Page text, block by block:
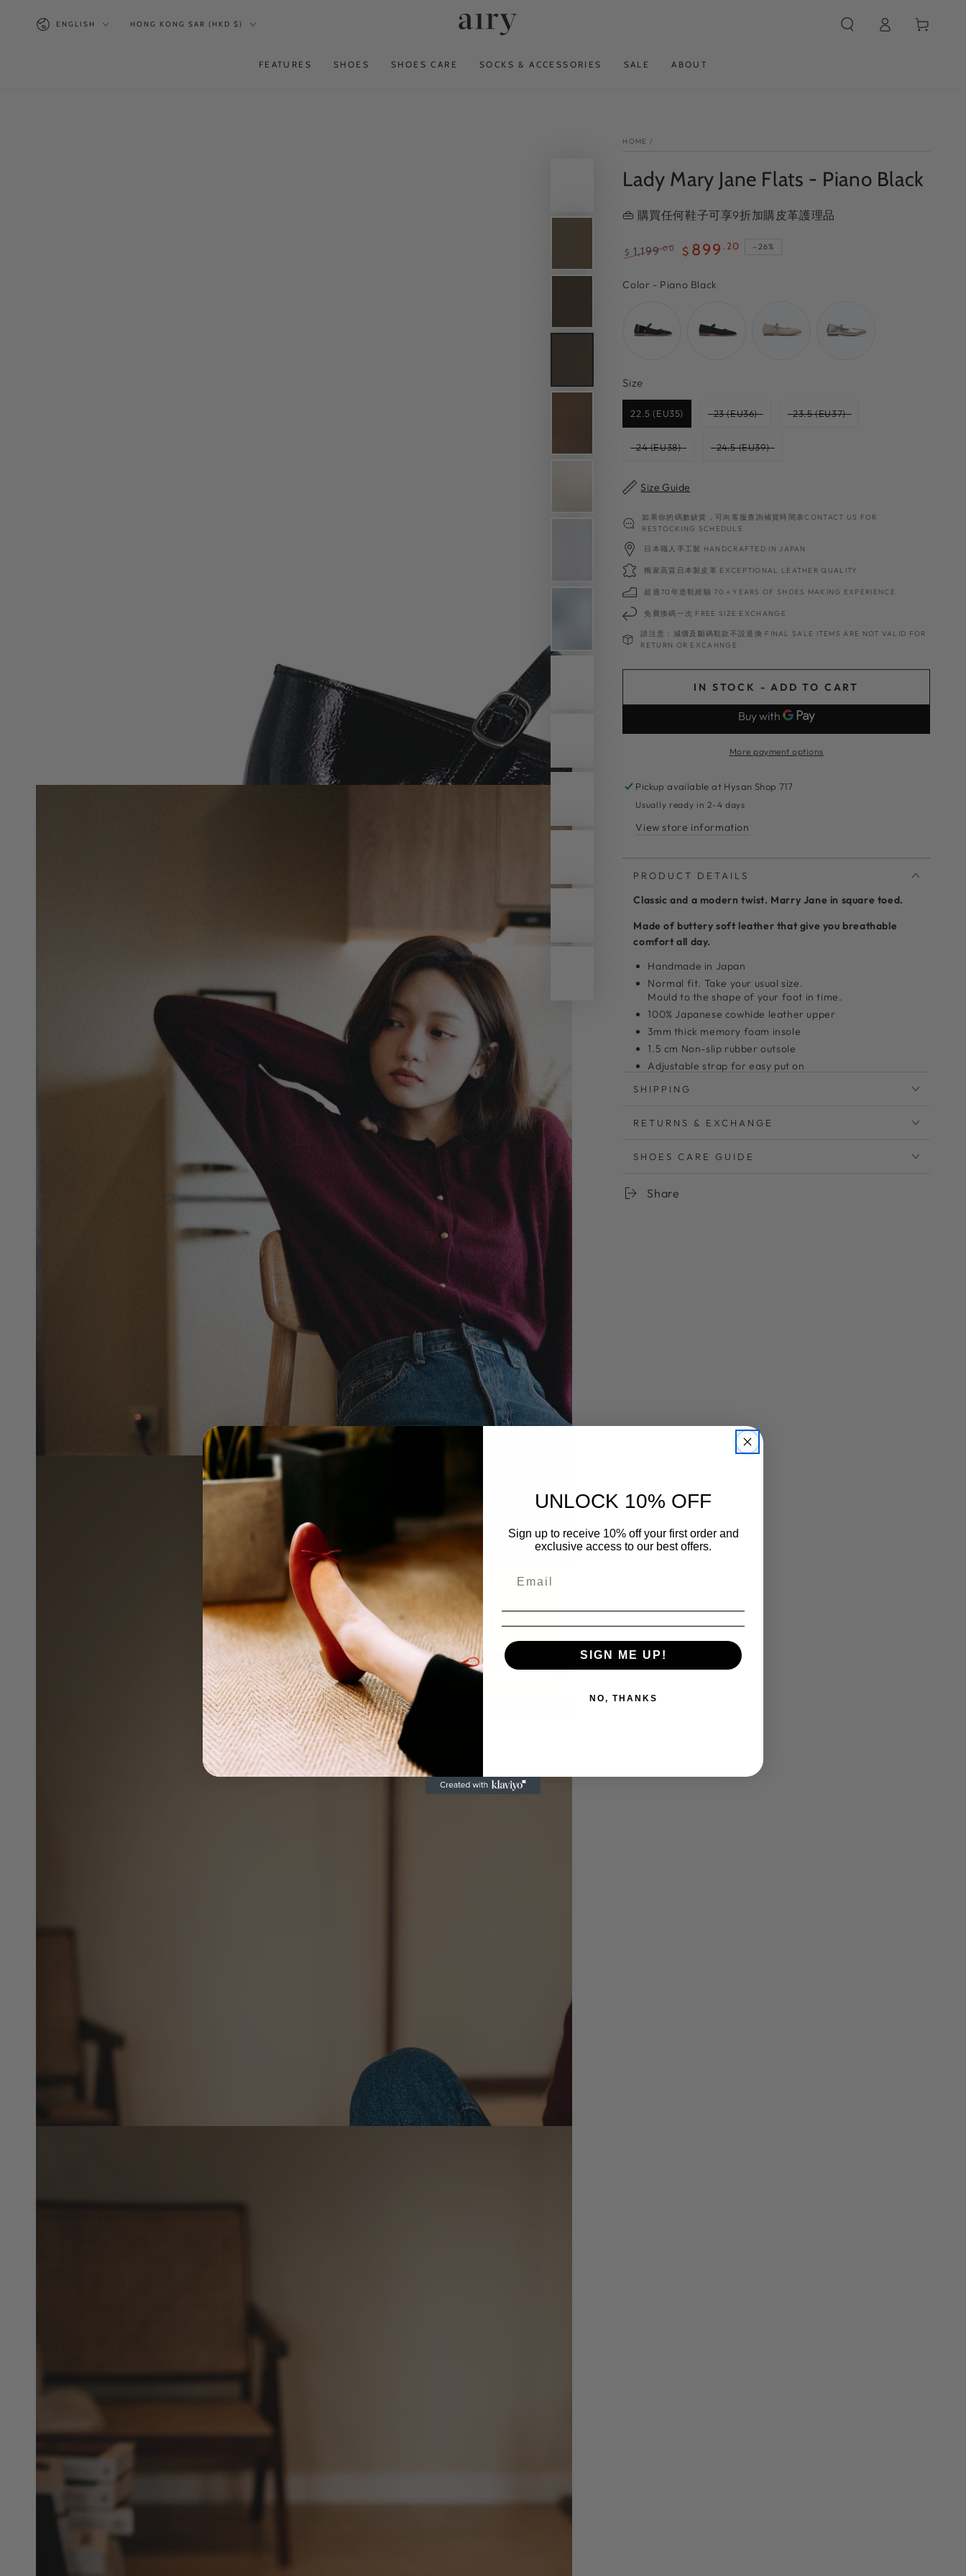
CONTENT
Language
ENGLISH Country/region
HONG KONG SAR (HKD $)
FEATURES SHOES SHOES CARE SOCKS & ACCESSORIES SALE ABOUT
Log
in
Cart
HOME /
Lady Mary Jane Flats - Piano Black
👜 購買任何鞋子可享9折加購皮革護理品
price
$ 1,199.00
price
$ 899 .20 –26%
Color - Piano Black
SizeSize
22.5 (EU35) 23 (EU36) 23.5 (EU37)
24 (EU38) 24.5 (EU39)
Size Guide
如果你的碼數缺貨，可向客服查詢補貨時間表CONTACT US FOR
RESTOCKING SCHEDULE
日本職人手工製 HANDCRAFTED IN JAPAN
獨家高質日本製皮革 EXCEPTIONAL LEATHER QUALITY
超過70年造鞋經驗 70＋YEARS OF SHOES MAKING EXPERIENCE
免費換碼一次 FREE SIZE EXCHANGE
請注意：減價及斷碼鞋款不設退換 FINAL SALE ITEMS ARE NOT VALID FOR
RETURN OR EXCAHNGE
IN STOCK - ADD TO CART
More payment options
Pickup available at Hysan Shop 717
Usually ready in 2-4 days
View store information
PRODUCT DETAILS
Classic and a modern twist. Marry Jane in square toed.
Made of buttery soft leather that give you breathable
comfort all day.
Handmade in Japan
Normal fit. Take your usual size.
Mould to the shape of your foot in time.
100% Japanese cowhide leather upper
3mm thick memory foam insole
1.5 cm Non-slip rubber outsole
Adjustable strap for easy put on
Clean with leather cleaner and a microfiber cloth
シンプルながらもピースのステッチがトラッドな印象をプラ
低反発クッションが足の負担を軽減。お仕事、お買い物
SHIPPING
RETURNS & EXCHANGE
SHOES CARE GUIDE
Share
UNLOCK 10% OFF
Sign up to receive 10% off your first order and
exclusive access to our best offers.
SIGN ME UP!
NO, THANKS